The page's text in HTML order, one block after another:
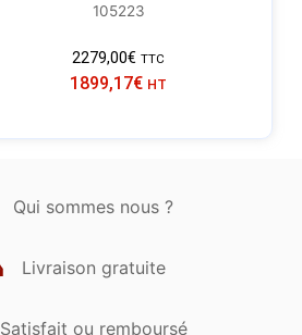
105223
2279,00€ TTC
1899,17€ HT
Qui sommes nous ?
Livraison gratuite
Satisfait ou remboursé